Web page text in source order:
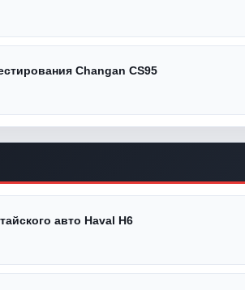
Changan CS95
авто Haval H6